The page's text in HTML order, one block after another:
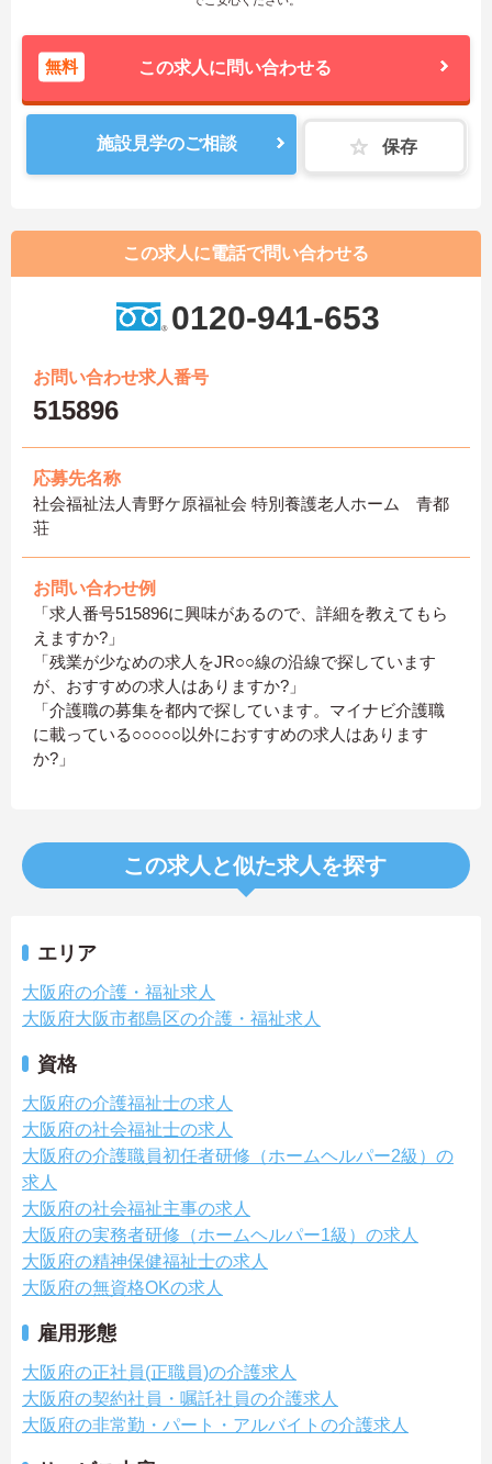
無料 この求人に問い合わせる
施設見学のご相談 保存
この求人に電話で問い合わせる
0120-941-653
お問い合わせ求人番号
515896
応募先名称
社会福祉法人青野ケ原福祉会 特別養護老人ホーム 青都
荘
お問い合わせ例
「求人番号515896に興味があるので、詳細を教えてもら
えますか?」
「残業が少なめの求人をJR○○線の沿線で探しています
が、おすすめの求人はありますか?」
「介護職の募集を都内で探しています。マイナビ介護職
に載っている○○○○○以外におすすめの求人はあります
か?」
この求人と似た求人を探す
エリア
大阪府の介護・福祉求人
大阪府大阪市都島区の介護・福祉求人
資格
大阪府の介護福祉士の求人
大阪府の社会福祉士の求人
大阪府の介護職員初任者研修（ホームヘルパー2級）の
求人
大阪府の社会福祉主事の求人
大阪府の実務者研修（ホームヘルパー1級）の求人
大阪府の精神保健福祉士の求人
大阪府の無資格OKの求人
雇用形態
大阪府の正社員(正職員)の介護求人
大阪府の契約社員・嘱託社員の介護求人
大阪府の非常勤・パート・アルバイトの介護求人